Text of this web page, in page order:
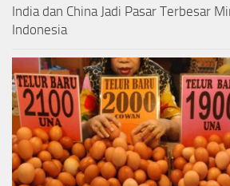
India dan China Jadi Pasar Terbesar
Indonesia